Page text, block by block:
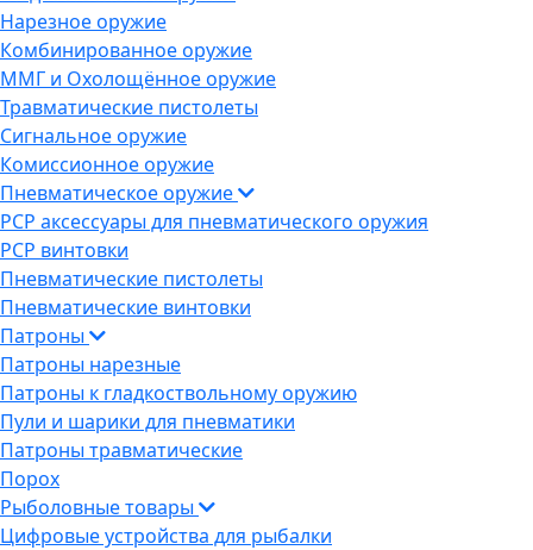
Нарезное оружие
Комбинированное оружие
ММГ и Охолощённое оружие
Травматические пистолеты
Сигнальное оружие
Комиссионное оружие
Пневматическое оружие
PCP аксессуары для пневматического оружия
PCP винтовки
Пневматические пистолеты
Пневматические винтовки
Патроны
Патроны нарезные
Патроны к гладкоствольному оружию
Пули и шарики для пневматики
Патроны травматические
Порох
Рыболовные товары
Цифровые устройства для рыбалки